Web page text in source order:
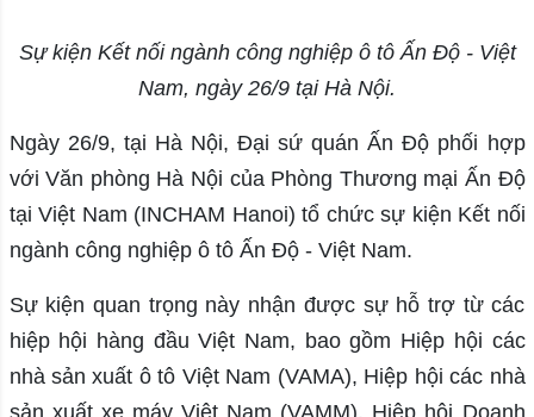
Sự kiện Kết nối ngành công nghiệp ô tô Ấn Độ - Việt
Nam, ngày 26/9 tại Hà Nội.
Ngày 26/9, tại Hà Nội, Đại sứ quán Ấn Độ phối hợp
với Văn phòng Hà Nội của Phòng Thương mại Ấn Độ
tại Việt Nam (INCHAM Hanoi) tổ chức sự kiện Kết nối
ngành công nghiệp ô tô Ấn Độ - Việt Nam.
Sự kiện quan trọng này nhận được sự hỗ trợ từ các
hiệp hội hàng đầu Việt Nam, bao gồm Hiệp hội các
nhà sản xuất ô tô Việt Nam (VAMA), Hiệp hội các nhà